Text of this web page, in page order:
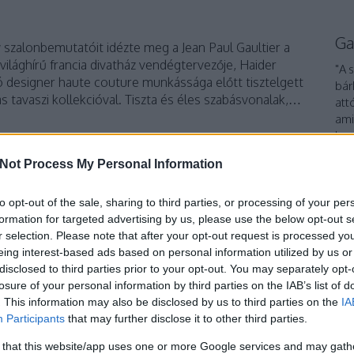
Process My Personal Information
opt-out of the sale, sharing to third parties, or processing of your
for targeted advertising by us, please use the below opt-out
selection. Please note that after your opt-out request is processed
interest-based ads based on personal information utilized by us
to third parties prior to your opt-out. You may separately
of your personal information by third parties on the IAB’s list of
This information may also be disclosed by us to third parties on the
Participants that may further disclose it to other third parties.
that this website/app uses one or more Google services and may
idézte meg a Jean Paul Gaultier a
francia divatház vendégtervezője, Haider
designer haute couture munkássága előtt tisztelgett
tavaszi kollekcióval. Tiszta és éles szabásvonalak,…
Szólj hozzá!
építészet kollekció esztétikum nőiesség catwalk
spring 2023 haute couture couture divathét Paris
Jean Paul Gaultier JPG Paris Fashion Week
"A
ha